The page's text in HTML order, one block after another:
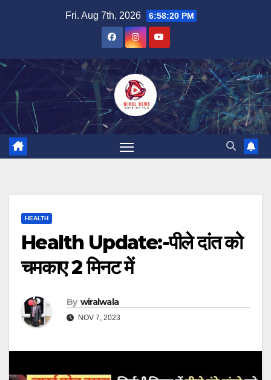
Fri. Aug 7th, 2026 6:58:21 PM
HEALTH
Health Update:-पीले दांत को
चमकाए 2 मिनट में
By wiralwala
NOV 7, 2023